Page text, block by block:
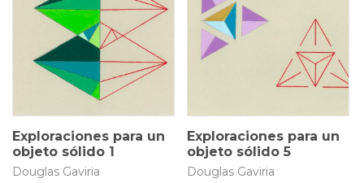
25 × 35 cm
$1.000.000
Exploraciones para un
objeto sólido 1
Douglas Gaviria
25 × 35 cm
1.000.000
Exploraciones para un
objeto sólido 5
Douglas Gaviria